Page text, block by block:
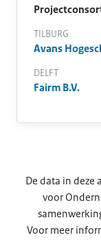
TILBURG
Avans
DELFT
Fairm B.V.
De data in deze
voor
Voor meer